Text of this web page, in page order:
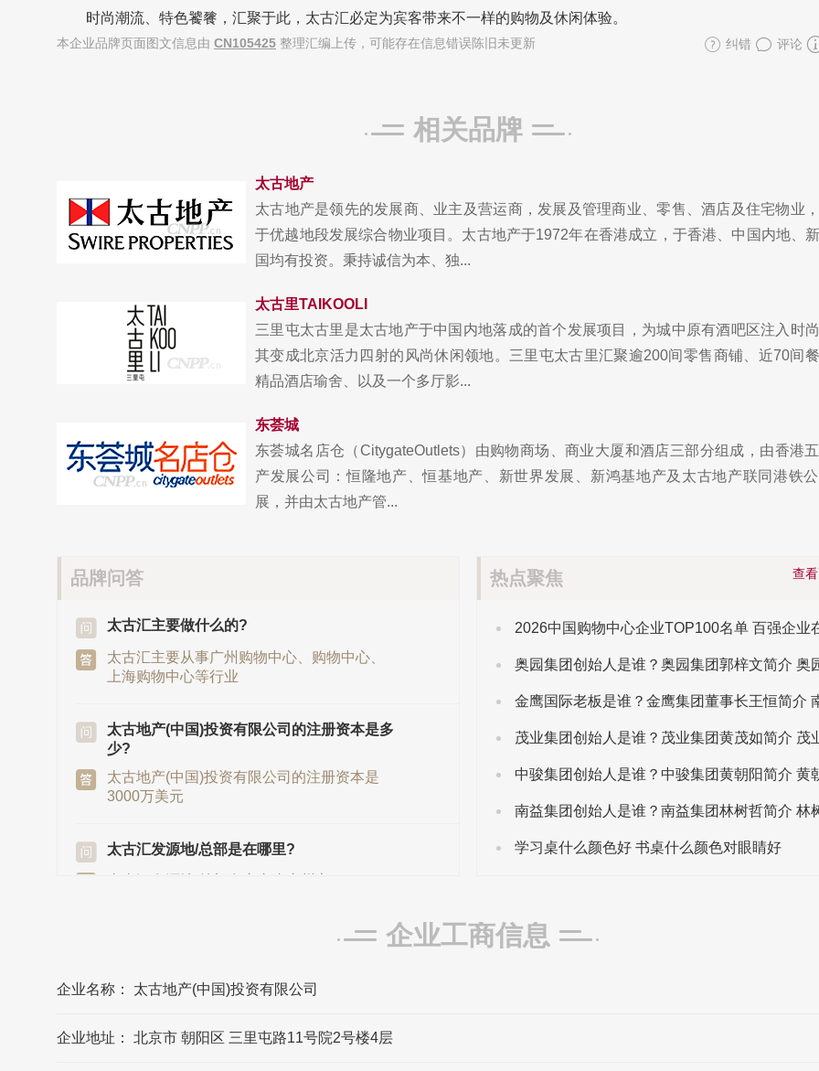
时尚潮流、特色饕餮，汇聚于此，太古汇必定为宾客带来不一样的购物及休闲体验。
本企业品牌页面图文信息由 CN105425 整理汇编上传，可能存在信息错误陈旧未更新 纠错 评论
相关品牌
太古地产
太古地产是领先的发展商、业主及营运商，发展及管理商业、零售、酒店及住宅物业
于优越地段发展综合物业项目。太古地产于1972年在香港成立，于香港、中国内地、
国均有投资。秉持诚信为本、独...
太古里TAIKOOLI
三里屯太古里是太古地产于中国内地落成的首个发展项目，为城中原有酒吧区注入时
其变成北京活力四射的风尚休闲领地。三里屯太古里汇聚逾200间零售商铺、近70间
精品酒店瑜舍、以及一个多厅影...
东荟城
东荟城名店仓（CitygateOutlets）由购物商场、商业大厦和酒店三部分组成，由香港
产发展公司：恒隆地产、恒基地产、新世界发展、新鸿基地产及太古地产联同港铁
展，并由太古地产管...
品牌问答
太古汇主要做什么的?
太古汇主要从事广州购物中心、购物中心、
上海购物中心等行业
太古地产(中国)投资有限公司的注册资本是多
少?
太古地产(中国)投资有限公司的注册资本是
3000万美元
太古汇发源地/总部是在哪里?
太古地产(中国)投资有限公司的法定代表人
太古地产(中国)投资有限公司的法定代表人是
查
热点聚焦
学习桌什么颜色好 书桌什么颜色对眼睛好
企业工商信息
企业名称： 太古地产(中国)投资有限公司
企业地址： 北京市 朝阳区 三里屯路11号院2号楼4层